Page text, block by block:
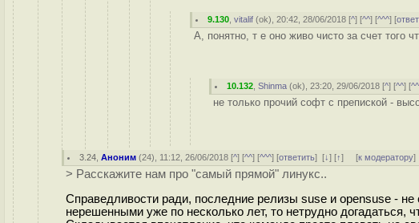
9.130 ,vitalif (ok), 20:42, 28/06/2018 [^] [^^] [^^^] [
А, понятно, т е оно живо чисто за счет того
10.132 ,Shinma (ok), 23:20, 29/06/2018 [^] [^^] [
не только прочий софт с препиской -
3.24 ,Аноним (24), 11:12, 26/06/2018 [^] [^^] [^^^] [ответить][↓] [↑] [к модератору]
> Расскажите нам про "самый прямой" линукс..
Справедливости ради, последние релизы suse и opensuse -
нерешенными уже по несколько лет, то нетрудно догадаться,